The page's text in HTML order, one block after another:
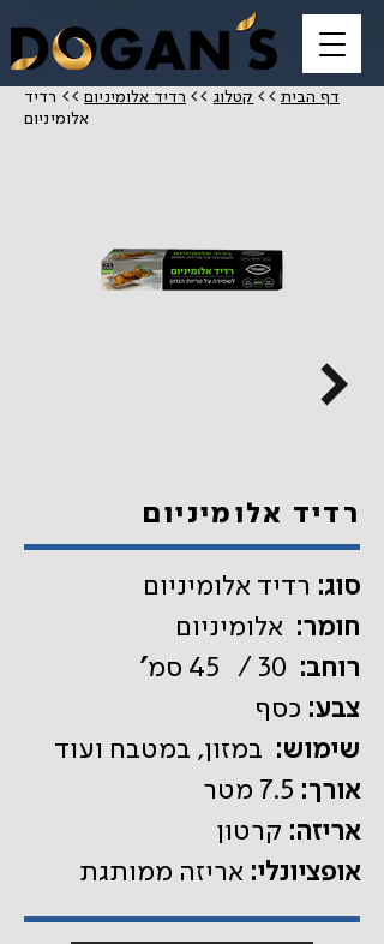
דף הבית >> קטלוג >> רדיד אלומיניום>> רדיד
אלומיניום
רדיד אלומיניום
סוג: רדיד אלומיניום
חומר: אלומיניום
'רוחב:
צבע: כסף
שימוש: במזון, במטבח ועוד
אורך:
אריזה: קרטון
אופציונלי: אריזה ממותגת